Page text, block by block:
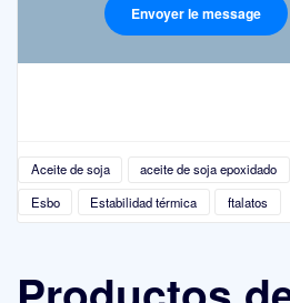
Aceite de soja aceite de soja epoxidado
Esbo
Estabilidad térmica ftalatos